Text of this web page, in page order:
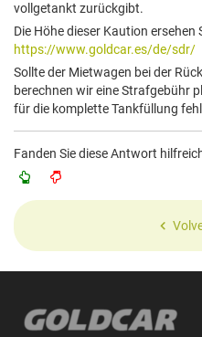
vollgetankt zurückgibt.
Die Höhe dieser Kaution ersehen
https://www.goldcar.es/de/sdr/
Sollte der Mietwagen bei der
berechnen wir eine Strafgebühr
für die komplette Tankfüllung
Fanden Sie diese Antwort